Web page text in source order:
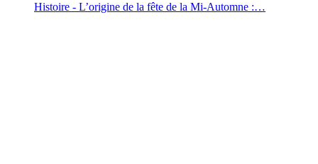
Histoire - L’origine de la fête de la Mi-Automne :…